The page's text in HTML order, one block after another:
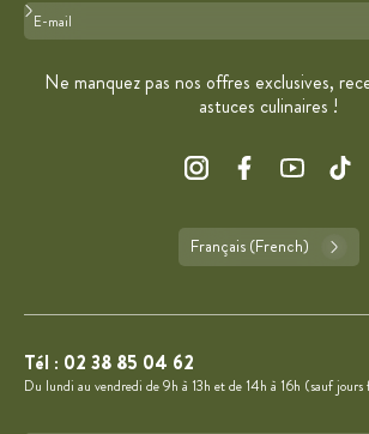
Format : adresse@email.com
Ne manquez pas nos offres exclusives,
astuces culinaires !
Français (French)
Tél : 02 38 85 04 62
Du lundi au vendredi de 9h à 13h et de 14h à 16h (sauf jours